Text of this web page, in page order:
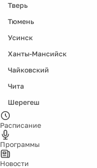
Тверь
Тюмень
Усинск
Ханты-Мансийск
Чайковский
Чита
Шерегеш
Расписание
Программы
Новости